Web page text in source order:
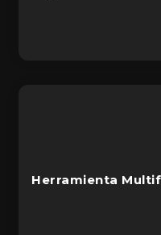
Herramienta